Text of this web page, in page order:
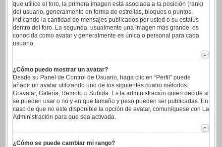
que utilice el foro, la primera imagen está asociada a la posición (rank)
del usuario, generalmente en forma de estrellas, bloques o puntos,
indicando la cantidad de mensajes publicados por usted o su estatus
dentro del foro. La segunda, usualmente una imagen más grande, es
conocida como avatar y generalmente es única o personal para cada
usuario.
¿Cómo puedo mostrar un avatar?
Desde su Panel de Control de Usuario, haga clic en “Perfil” puede
añadir un avatar utilizando uno de los siguientes cuatro métodos:
Gravatar, Galería, Remoto o Subida. Es la administración quien decide si
se pueden usar o no y en que tamaño y peso pueden ser publicadas. En
caso de que no este disponible la opción de avatar, comuníquese con La
Administración para que sea activada.
¿Cómo se puede cambiar mi rango?